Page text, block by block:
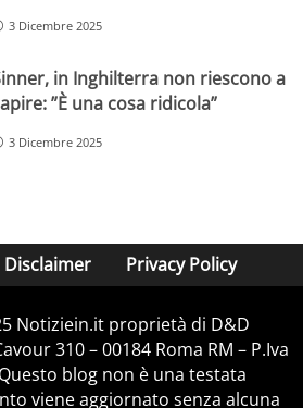
3 Dicembre 2025
in Inghilterra non riescono a
”È una cosa ridicola”
3 Dicembre 2025
Disclaimer Privacy Policy
Notiziein.it proprietà di D&D
310 – 00184 Roma RM – P.Iva
blog non è una testata
viene aggiornato senza alcuna